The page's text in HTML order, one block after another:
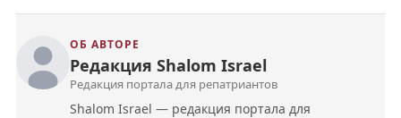
ОБ АВТОРЕ
Редакция Shalom Israel
Редакция портала для репатриантов
Shalom Israel — редакция портала для